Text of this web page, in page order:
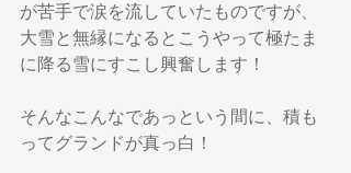
が苦手で涙を流していたものですが、
大雪と無縁になるとこうやって極たま
に降る雪にすこし興奮します！
そんなこんなであっという間に、積も
ってグランドが真っ白！